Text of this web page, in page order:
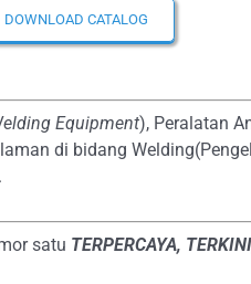
DOWNLOAD CATALOG
Equipment), Peralatan
di bidang
satu TERPERCAYA,